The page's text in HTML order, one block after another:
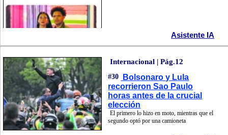
Asistente IA
Internacional | Pág.12
#30
Bolsonaro y Lula
recorrieron Sao Paulo
horas antes de la crucial
elección
El primero lo hizo en moto, mientras que el
segundo optó por una camioneta